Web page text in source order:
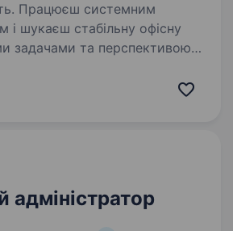
і шукаєш стабільну офісну
задачами та перспективою
працює з IT-інфраструктурою
адміністратор